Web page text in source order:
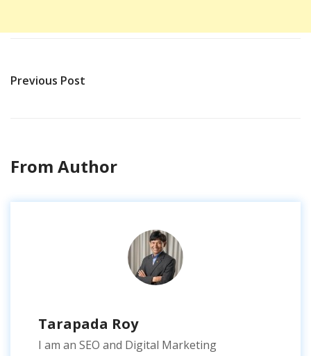
Previous Post
From Author
Tarapada Roy
I am an SEO and Digital Marketing